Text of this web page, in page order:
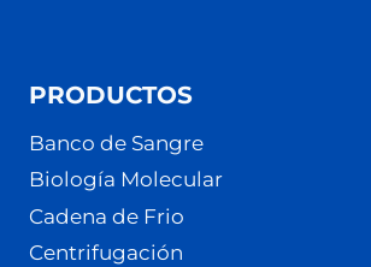
PRODUCTOS
Banco de Sangre
Biología Molecular
Cadena de Frio
Centrifugación